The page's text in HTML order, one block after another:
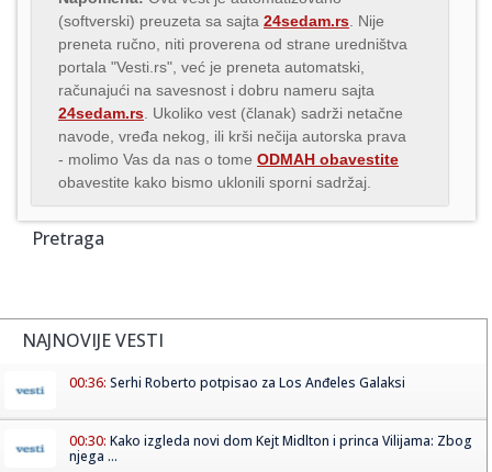
(softverski) preuzeta sa sajta 24sedam.rs . Nije
preneta ručno, niti proverena od strane uredništva
portala "Vesti.rs", već je preneta automatski,
računajući na savesnost i dobru nameru sajta
24sedam.rs . Ukoliko vest (članak) sadrži netačne
navode, vređa nekog, ili krši nečija autorska prava
- molimo Vas da nas o tome ODMAH obavestite
obavestite kako bismo uklonili sporni sadržaj.
Pretraga
NAJNOVIJE VESTI
00:36: Serhi Roberto potpisao za Los Anđeles Galaksi
00:30: Kako izgleda novi dom Kejt Midlton i princa Vilijama: Zbog
njega ...